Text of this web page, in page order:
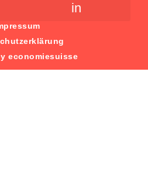
in
economiesuisse